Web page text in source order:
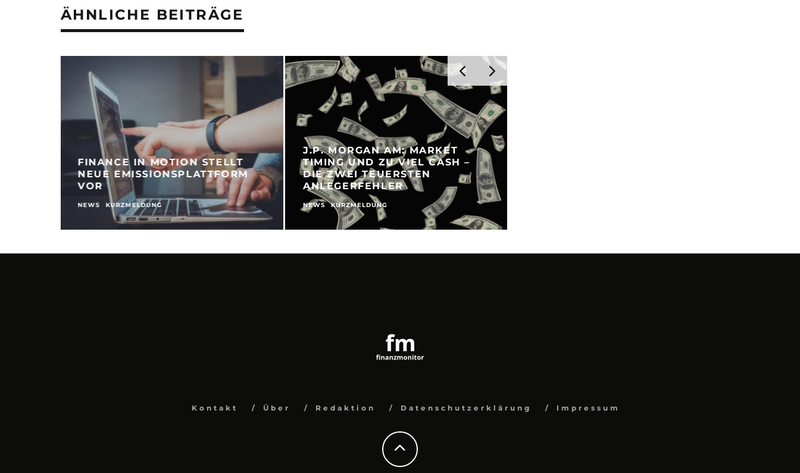
ÄHNLICHE BEITRÄGE
FINANCE IN MOTION STELLT
NEUE EMISSIONSPLATTFORM
VOR
NEWS KURZMELDUNG
J.P. MORGAN AM: MARKET
TIMING UND ZU VIEL CASH –
DIE ZWEI TEUERSTEN
ANLEGERFEHLER
NEWS KURZMELDUNG
Kontakt Über Redaktion Datenschutzerklärung Impressum